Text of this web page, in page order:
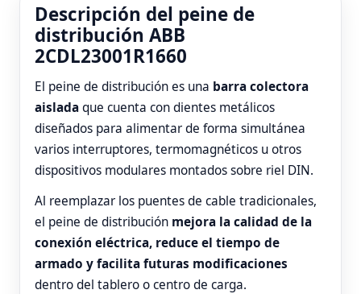
Descripción del peine de
distribución ABB
2CDL23001R1660
El peine de distribución es una barra colectora
aisladaque cuenta con dientes metálicos
diseñados para alimentar de forma simultánea
varios interruptores, termomagnéticos u otros
dispositivos modulares montados sobre riel DIN.
Al reemplazar los puentes de cable tradicionales,
el peine de distribución mejora la calidad de la
conexión eléctrica, reduce el tiempo de
armado y facilita futuras modificaciones
dentro del tablero o centro de carga.